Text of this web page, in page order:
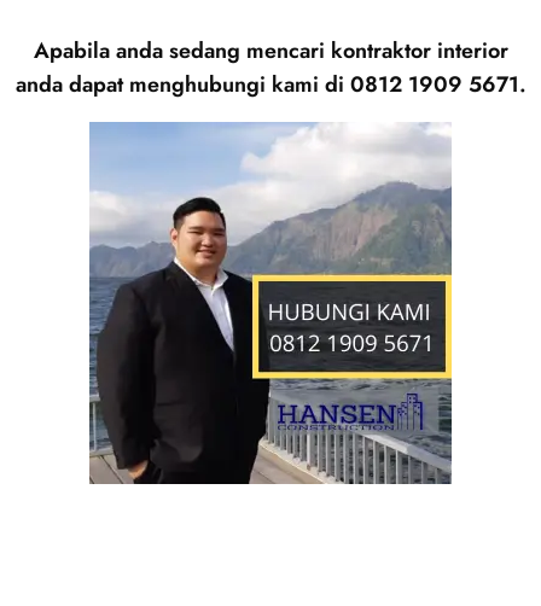
Apabila anda sedang mencari kontraktor interior
anda dapat menghubungi kami di 0812 1909 5671.